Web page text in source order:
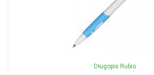
Długopis Rubio